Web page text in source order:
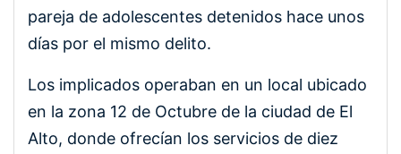
pareja de adolescentes detenidos hace unos
días por el mismo delito.
Los implicados operaban en un local ubicado
en la zona 12 de Octubre de la ciudad de El
Alto, donde ofrecían los servicios de diez